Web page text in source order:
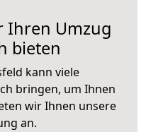
Ihren Umzug
bieten
kann viele
bringen, um Ihnen
wir Ihnen unsere
an.